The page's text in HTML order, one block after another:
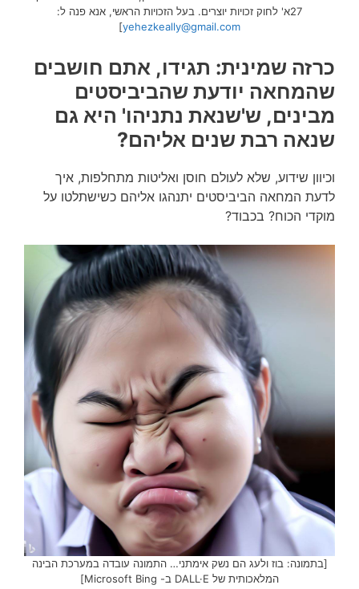
27א' לחוק זכויות יוצרים. בעל הזכויות הראשי, אנא פנה ל:
yehezkeally@gmail.com
]
כרזה שמינית: תגידו, אתם חושבים
שהמחאה יודעת שהביביסטים
מבינים, ש'שנאת נתניהו' היא גם
שנאה רבת שנים אליהם?
וכיוון שידוע, שלא לעולם חוסן ואליטות מתחלפות, איך
לדעת המחאה הביביסטים יתנהגו אליהם כשישתלטו על
מוקדי הכוח? בכבוד?
[בתמונה: בוז ולעג הם נשק אימתני… התמונה עובדה במערכת הבינה
המלאכותית של DALL·E ב- Microsoft Bing]